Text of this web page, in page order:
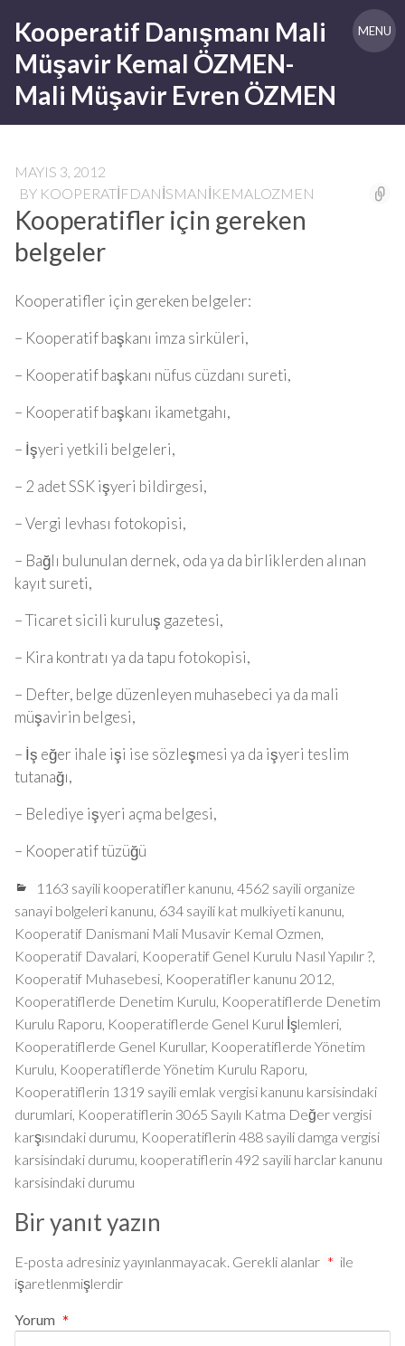
content
Kooperatif Danışmanı Mali
Müşavir Kemal ÖZMEN-
Mali Müşavir Evren ÖZMEN
MENU
MAYIS 3, 2012
BY KOOPERATIFDANISMANIKEMALOZMEN
Kooperatifler için gereken
belgeler
Kooperatifler için gereken belgeler:
– Kooperatif başkanı imza sirküleri,
– Kooperatif başkanı nüfus cüzdanı sureti,
– Kooperatif başkanı ikametgahı,
– İşyeri yetkili belgeleri,
– 2 adet SSK işyeri bildirgesi,
– Vergi levhası fotokopisi,
– Bağlı bulunulan dernek, oda ya da birliklerden alınan
kayıt sureti,
– Ticaret sicili kuruluş gazetesi,
– Kira kontratı ya da tapu fotokopisi,
– Defter, belge düzenleyen muhasebeci ya da mali
müşavirin belgesi,
– İş eğer ihale işi ise sözleşmesi ya da işyeri teslim
tutanağı,
– Belediye işyeri açma belgesi,
– Kooperatif tüzüğü
1163 sayili kooperatifler kanunu, 4562 sayili organize
sanayi bolgeleri kanunu, 634 sayili kat mulkiyeti kanunu,
Kooperatif Danismani Mali Musavir Kemal Ozmen,
Kooperatif Davalari, Kooperatif Genel Kurulu Nasıl Yapılır ?,
Kooperatif Muhasebesi, Kooperatifler kanunu 2012,
Kooperatiflerde Denetim Kurulu, Kooperatiflerde Denetim
Kurulu Raporu, Kooperatiflerde Genel Kurul İşlemleri,
Kooperatiflerde Genel Kurullar, Kooperatiflerde Yönetim
Kurulu, Kooperatiflerde Yönetim Kurulu Raporu,
Kooperatiflerin 1319 sayili emlak vergisi kanunu karsisindaki
durumlari, Kooperatiflerin 3065 Sayılı Katma Değer vergisi
karşısındaki durumu, Kooperatiflerin 488 sayili damga vergisi
karsisindaki durumu, kooperatiflerin 492 sayili harclar kanunu
karsisindaki durumu
Bir yanıt yazın
E-posta adresiniz yayınlanmayacak. Gerekli alanlar * ile
işaretlenmişlerdir
Yorum *